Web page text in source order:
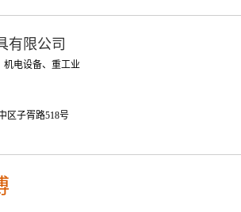
有限公司
机电设备、重工业
区子胥路518号